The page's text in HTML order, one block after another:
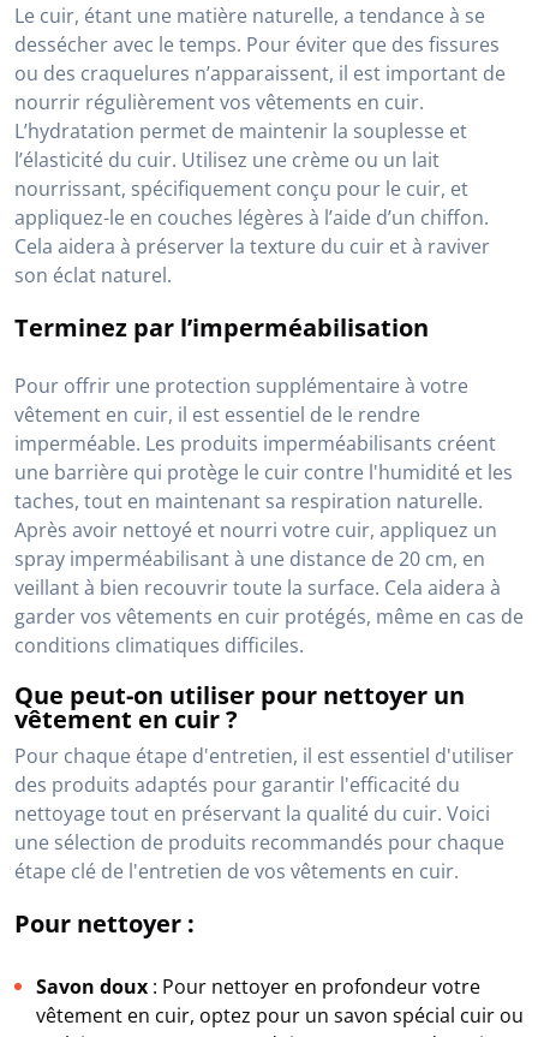
Le cuir, étant une matière naturelle, a tendance à se
dessécher avec le temps. Pour éviter que des fissures
ou des craquelures n’apparaissent, il est important de
nourrir régulièrement vos vêtements en cuir.
L’hydratation permet de maintenir la souplesse et
l’élasticité du cuir. Utilisez une crème ou un lait
nourrissant, spécifiquement conçu pour le cuir, et
appliquez-le en couches légères à l’aide d’un chiffon.
Cela aidera à préserver la texture du cuir et à raviver
son éclat naturel.
Terminez par l’imperméabilisation
Pour offrir une protection supplémentaire à votre
vêtement en cuir, il est essentiel de le rendre
imperméable. Les produits imperméabilisants créent
une barrière qui protège le cuir contre l'humidité et les
taches, tout en maintenant sa respiration naturelle.
Après avoir nettoyé et nourri votre cuir, appliquez un
spray imperméabilisant à une distance de 20 cm, en
veillant à bien recouvrir toute la surface. Cela aidera à
garder vos vêtements en cuir protégés, même en cas de
conditions climatiques difficiles.
Que peut-on utiliser pour nettoyer un
vêtement en cuir ?
Pour chaque étape d'entretien, il est essentiel d'utiliser
des produits adaptés pour garantir l'efficacité du
nettoyage tout en préservant la qualité du cuir. Voici
une sélection de produits recommandés pour chaque
étape clé de l'entretien de vos vêtements en cuir.
Pour nettoyer :
Savon doux : Pour nettoyer en profondeur votre
vêtement en cuir, optez pour un savon spécial cuir ou